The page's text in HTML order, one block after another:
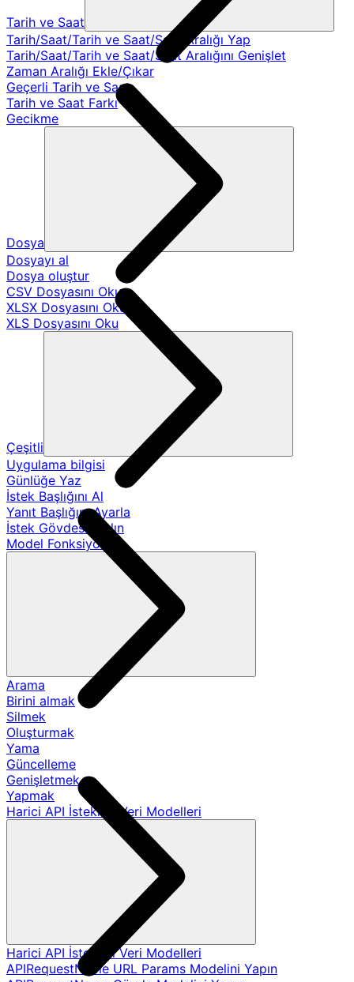
Tarih ve Saat
Tarih/Saat/Tarih ve Saat/Saat Aralığı Yap
Tarih/Saat/Tarih ve Saat/Saat Aralığını Genişlet
Zaman Aralığı Ekle/Çıkar
Geçerli Tarih ve Saat
Tarih ve Saat Farkı
Gecikme
Dosya
Dosyayı al
Dosya oluştur
CSV Dosyasını Oku
XLSX Dosyasını Oku
XLS Dosyasını Oku
Çeşitli
Uygulama bilgisi
Günlüğe Yaz
İstek Başlığını Al
Yanıt Başlığını Ayarla
İstek Gövdesini Alın
Model Fonksiyonları
Arama
Birini almak
Silmek
Oluşturmak
Yama
Güncelleme
Genişletmek
Yapmak
Harici API İstekleri Veri Modelleri
Harici API İstekleri Veri Modelleri
APIRequestName URL Params Modelini Yapın